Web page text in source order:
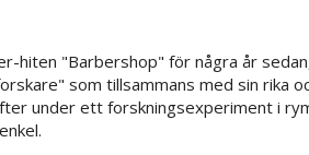
hiten "Barbershop" för några år
som tillsammans med sin rika
under ett forskningsexperiment i